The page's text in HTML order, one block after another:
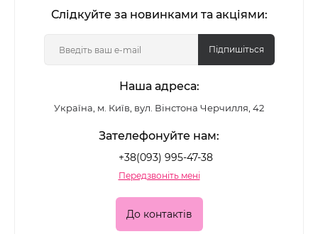
Слідкуйте за новинками та акціями:
Підпишіться
Наша адреса:
Україна, м. Київ, вул. Вінстона Черчилля, 42
Зателефонуйте нам:
+38(093) 995-47-38
Передзвоніть мені
До контактів